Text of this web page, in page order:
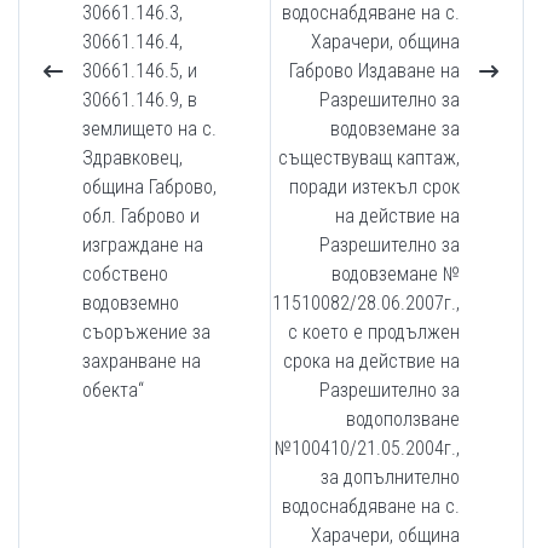
30661.146.3,
30661.146.4,
30661.146.5, и
30661.146.9, в
землището на с.
Здравковец,
община Габрово,
обл. Габрово и
изграждане на
собствено
водовземно
съоръжение за
захранване на
обекта“
водоснабдяване на с.
Харачери, община
Габрово Издаване на
Разрешително за
водовземане за
съществуващ каптаж,
поради изтекъл срок
на действие на
Разрешително за
водовземане №
11510082/28.06.2007г.,
с което е продължен
срока на действие на
Разрешително за
водоползване
№100410/21.05.2004г.,
за допълнително
водоснабдяване на с.
Харачери, община